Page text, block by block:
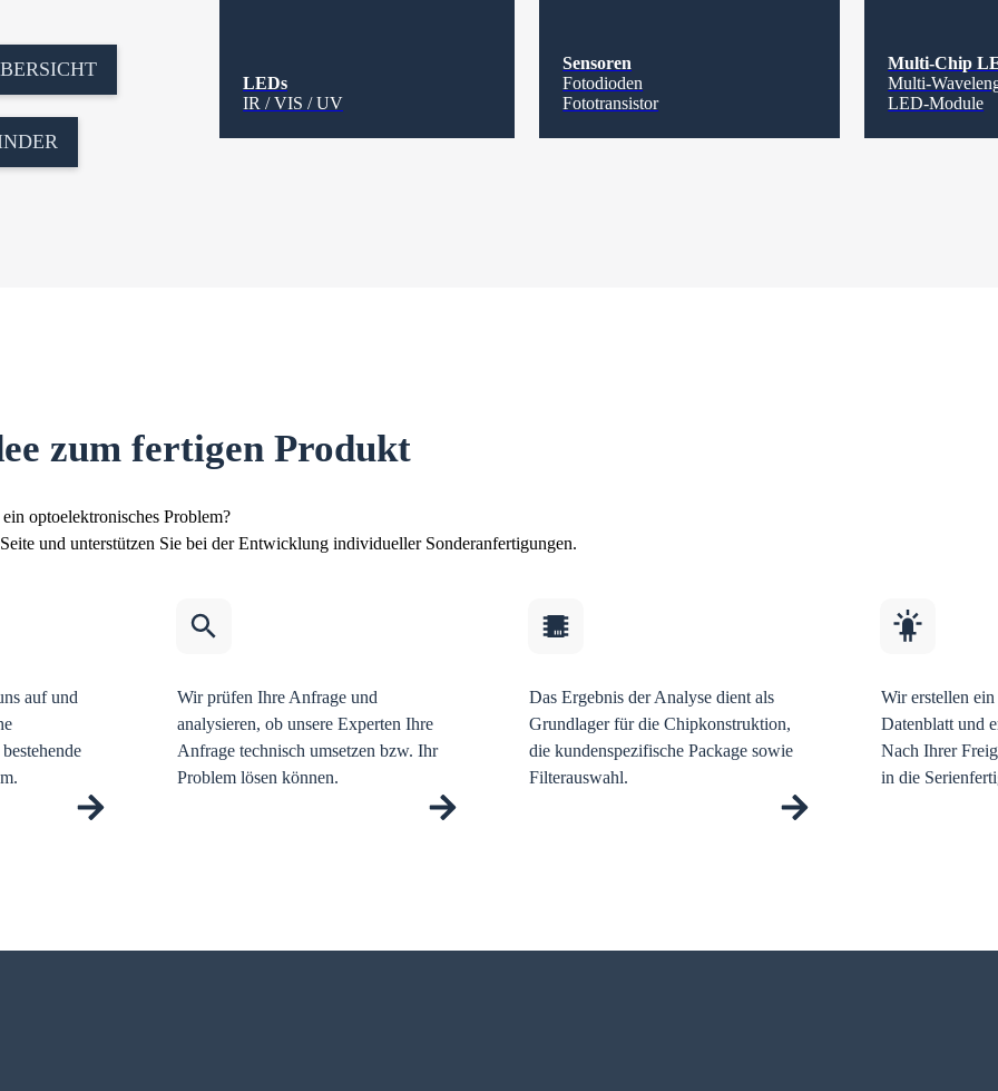
LEDs
IR / VIS / UV
Sensoren
Fotodioden
Fototransistor
Multi-Chip
Multi-
LED-Module
zum fertigen Produkt
optoelektronisches Problem?
und unterstützen Sie bei der Entwicklung individueller Sonderanfertigungen.
auf und
Wir prüfen Ihre Anfrage und
analysieren, ob unsere Experten Ihre
Anfrage technisch umsetzen bzw. Ihr
Problem lösen können.
Das Ergebnis der Analyse dient als
Grundlager für die Chipkonstruktion,
die kundenspezifische Package sowie
Filterauswahl.
Wir erstellen
Datenblatt und
Nach Ihrer
in die